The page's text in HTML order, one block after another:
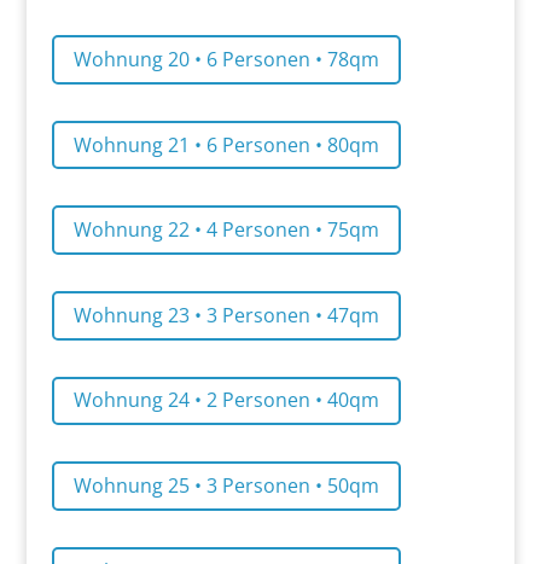
Wohnung 20 • 6 Personen • 78qm
Wohnung 21 • 6 Personen • 80qm
Wohnung 22 • 4 Personen • 75qm
Wohnung 23 • 3 Personen • 47qm
Wohnung 24 • 2 Personen • 40qm
Wohnung 25 • 3 Personen • 50qm